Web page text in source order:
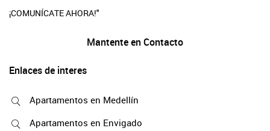
¡COMUNÍCATE AHORA!"
Mantente en Contacto
Enlaces de interes
Apartamentos en Medellín
Apartamentos en Envigado